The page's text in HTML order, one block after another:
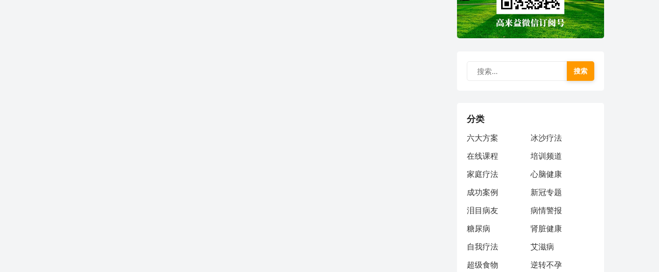
搜索
分类
六大方案
冰沙疗法
在线课程
培训频道
家庭疗法
心脑健康
成功案例
新冠专题
泪目病友
病情警报
糖尿病
肾脏健康
自我疗法
艾滋病
超级食物
逆转不孕